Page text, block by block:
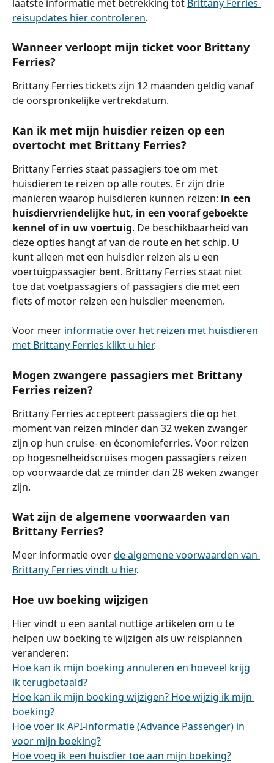
laatste informatie met betrekking tot Brittany Ferries
reisupdates hier controleren.
Wanneer verloopt mijn ticket voor Brittany
Ferries?
Brittany Ferries tickets zijn 12 maanden geldig vanaf
de oorspronkelijke vertrekdatum.
Kan ik met mijn huisdier reizen op een
overtocht met Brittany Ferries?
Brittany Ferries staat passagiers toe om met
huisdieren te reizen op alle routes. Er zijn drie
manieren waarop huisdieren kunnen reizen: in een
huisdiervriendelijke hut, in een vooraf geboekte
kennel of in uw voertuig. De beschikbaarheid van
deze opties hangt af van de route en het schip. U
kunt alleen met een huisdier reizen als u een
voertuigpassagier bent. Brittany Ferries staat niet
toe dat voetpassagiers of passagiers die met een
fiets of motor reizen een huisdier meenemen.
Voor meer informatie over het reizen met huisdieren
met Brittany Ferries klikt u hier.
Mogen zwangere passagiers met Brittany
Ferries reizen?
Brittany Ferries accepteert passagiers die op het
moment van reizen minder dan 32 weken zwanger
zijn op hun cruise- en économieferries. Voor reizen
op hogesnelheidscruises mogen passagiers reizen
op voorwaarde dat ze minder dan 28 weken zwanger
zijn.
Wat zijn de algemene voorwaarden van
Brittany Ferries?
Meer informatie over de algemene voorwaarden van
Brittany Ferries vindt u hier.
Hoe uw boeking wijzigen
Hier vindt u een aantal nuttige artikelen om u te
helpen uw boeking te wijzigen als uw reisplannen
veranderen:
Hoe kan ik mijn boeking annuleren en hoeveel krijg
ik terugbetaald?
Hoe kan ik mijn boeking wijzigen? Hoe wijzig ik mijn
boeking?
Hoe voer ik API-informatie (Advance Passenger) in
voor mijn boeking?
Hoe voeg ik een huisdier toe aan mijn boeking?